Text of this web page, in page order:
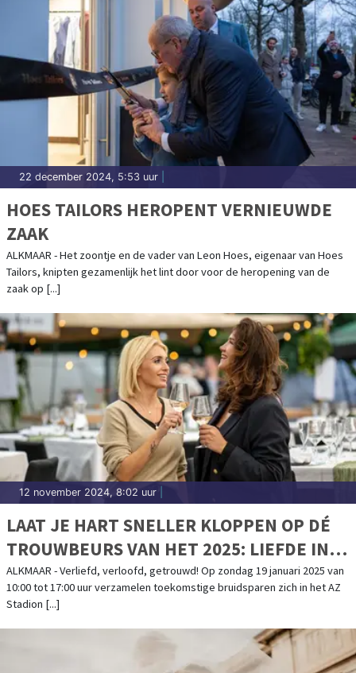
22 december 2024, 5:53 uur
HOES TAILORS HEROPENT VERNIEUWDE
ZAAK
ALKMAAR - Het zoontje en de vader van Leon Hoes, eigenaar van Hoes
Tailors, knipten gezamenlijk het lint door voor de heropening van de
zaak op [...]
12 november 2024, 8:02 uur
LAAT JE HART SNELLER KLOPPEN OP DÉ
TROUWBEURS VAN HET 2025: LIEFDE IN
DE KAASSTAD
ALKMAAR - Verliefd, verloofd, getrouwd! Op zondag 19 januari 2025 van
10:00 tot 17:00 uur verzamelen toekomstige bruidsparen zich in het AZ
Stadion [...]